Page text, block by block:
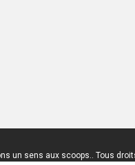
un sens aux scoops.. Tous